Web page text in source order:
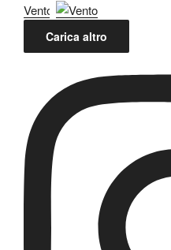
Vento
Carica altro